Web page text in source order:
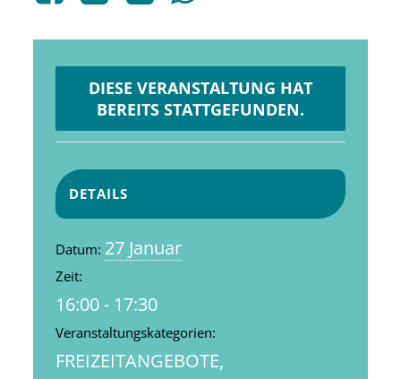
DIESE VERANSTALTUNG HAT
BEREITS STATTGEFUNDEN.
DETAILS
Datum: 27 Januar
Zeit:
16:00 - 17:30
Veranstaltungskategorien:
FREIZEITANGEBOTE,